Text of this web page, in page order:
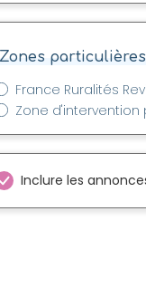
Zones particulières
France Ruralités
Zone d'intervention
Inclure les